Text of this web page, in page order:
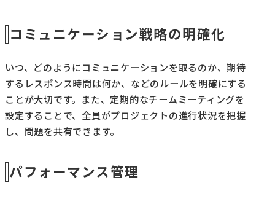
コミュニケーション戦略の明確化
いつ、どのようにコミュニケーションを取るのか、期待
するレスポンス時間は何か、などのルールを明確にする
ことが大切です。また、定期的なチームミーティングを
設定することで、全員がプロジェクトの進行状況を把握
し、問題を共有できます。
パフォーマンス管理